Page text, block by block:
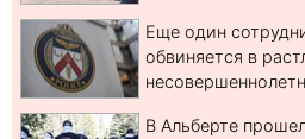
Еще один
обвиняется в
В Альберте